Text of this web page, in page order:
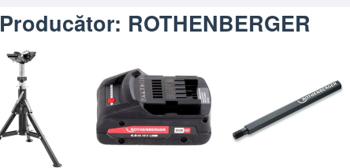
Producător: ROTHENBERGER